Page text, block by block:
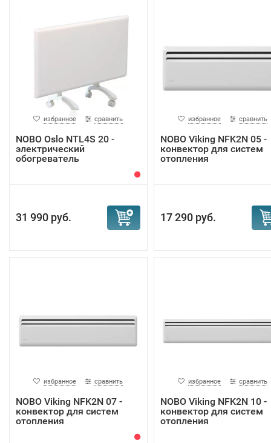
избранное сравнить
NOBO Oslo NTL4S 20 -
электрический
обогреватель
31 990 руб.
избранное сравнить
NOBO Viking NFK2N 05 -
конвектор для систем
отопления
17 290 руб.
избранное сравнить
NOBO Viking NFK2N 07 -
конвектор для систем
отопления
избранное сравнить
NOBO Viking NFK2N 10 -
конвектор для систем
отопления